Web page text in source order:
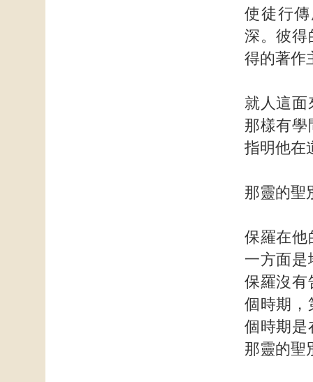
使徒行
深。彼得
得的著作
就人這面
那樣有學
指明他在
那靈的聖
保羅在他
一方面是
保羅沒有
個時期，
個時期是
那靈的聖